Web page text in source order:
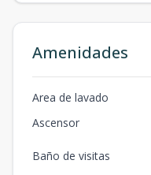
Amenidades
Area de lavado
Ascensor
Baño de visitas